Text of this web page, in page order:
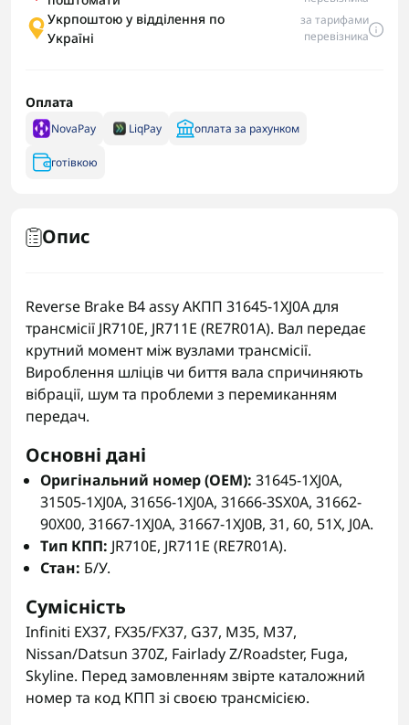
Укрпоштою у відділення по
Україні
за тарифами
перевізника
Оплата
NovaPay LiqPay оплата за рахунком
готівкою
Опис
Reverse Brake B4 assy АКПП 31645-1XJ0A для
трансмісії JR710E, JR711E (RE7R01A). Вал передає
крутний момент між вузлами трансмісії.
Вироблення шліців чи биття вала спричиняють
вібрації, шум та проблеми з перемиканням
передач.
Основні дані
Оригінальний номер (OEM): 31645-1XJ0A,
31505-1XJ0A, 31656-1XJ0A, 31666-3SX0A, 31662-
90X00, 31667-1XJ0A, 31667-1XJ0B, 31, 60, 51X, J0A.
Тип КПП: JR710E, JR711E (RE7R01A).
Стан: Б/У.
Сумісність
Infiniti EX37, FX35/FX37, G37, M35, M37,
Nissan/Datsun 370Z, Fairlady Z/Roadster, Fuga,
Skyline. Перед замовленням звірте каталожний
номер та код КПП зі своєю трансмісією.